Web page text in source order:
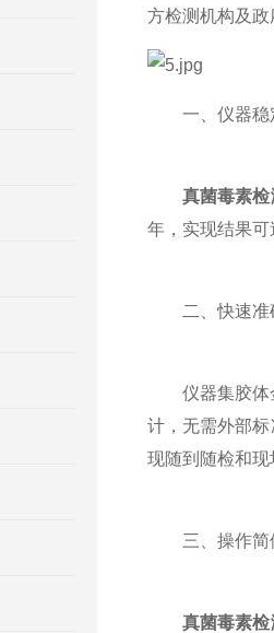
方检测机构及
一、仪器稳
真菌毒素检
年，实现结果
二、快速准
仪器集胶体金
计，无需外部
现随到随检和
三、操作简
真菌毒素检